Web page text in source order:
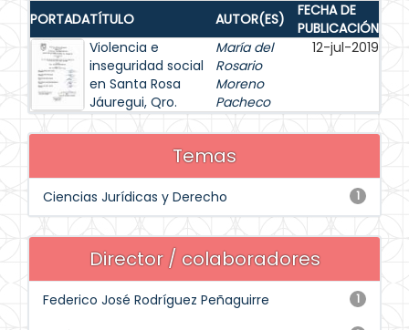
PORTADATÍTULO AUTOR(ES)
FECHA DE
PUBLICACIÓN
Violencia e
inseguridad social
en Santa Rosa
Jáuregui, Qro.
María del
Rosario
Moreno
Pacheco
12-jul-2019
Temas
1
Ciencias Jurídicas y Derecho
Director / colaboradores
1
Federico José Rodríguez Peñaguirre